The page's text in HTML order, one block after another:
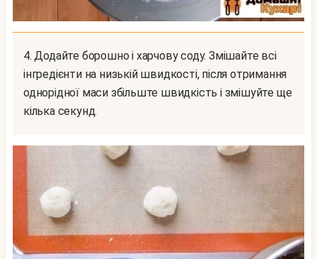
4. Додайте борошно і харчову соду. Змішайте всі
інгредієнти на низькій швидкості, після отримання
однорідної маси збільште швидкість і змішуйте ще
кілька секунд.